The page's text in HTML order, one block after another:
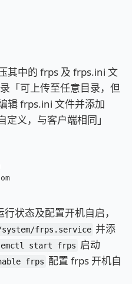
其中的 frps 及 frps.ini 文
「可上传至任意目录，但
辑 frps.ini 文件并添加
义，与客户端相同」
状态及配置开机自启，
frps.service 并添
start frps 启动
frps 配置 frps 开机自